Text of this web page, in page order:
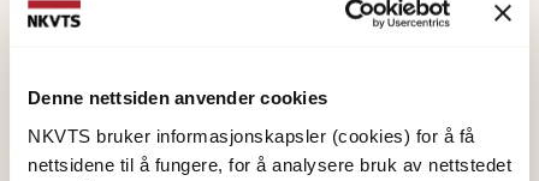
Denne nettsiden anvender cookies
NKVTS bruker informasjonskapsler (cookies) for å få
nettsidene til å fungere, for å analysere bruk av nettstedet
kognisjoner